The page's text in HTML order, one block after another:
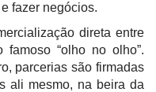
fazer negócios.
direta entre
“olho no olho”.
parcerias são firmadas
ali mesmo, na beira da